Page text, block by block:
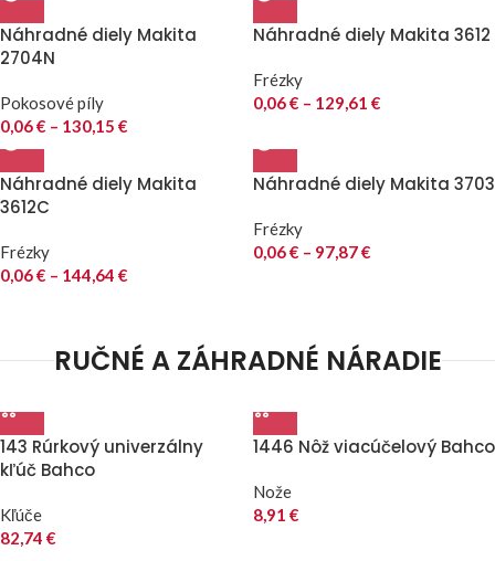
Náhradné diely Makita
2704N
Pokosové píly
0,06€ – 130,15 €
Náhradné diely Makita 3612
Frézky
0,06€ – 129,61 €
Náhradné diely Makita
3612C
Frézky
0,06€ – 144,64 €
Náhradné diely Makita 3703
Frézky
0,06€ – 97,87€
RUČNÉ A ZÁHRADNÉ NÁRADIE
143 Rúrkový univerzálny
kľúč Bahco
Kľúče
82,74 €
1446 Nôž viacúčelový Bahco
Nože
8,91 €